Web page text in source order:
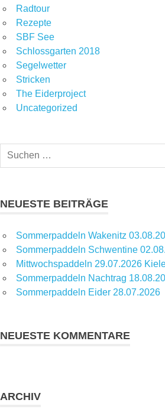
Radtour
Rezepte
SBF See
Schlossgarten 2018
Segelwetter
Stricken
The Eiderproject
Uncategorized
Suchen
NEUESTE BEITRÄGE
Sommerpaddeln Wakenitz
Sommerpaddeln Schwentine
Mittwochspaddeln 29.07.2026
Sommerpaddeln Nachtrag
Sommerpaddeln Eider 28.07.2026
NEUESTE KOMMENTARE
ARCHIV